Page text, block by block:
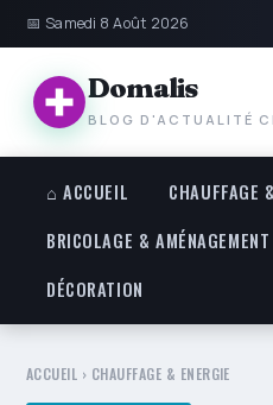
📅 Samedi 8 Août 2026
Domalis
BLOG D'ACTUALITÉ
⌂ ACCUEIL
CHAUFFAGE
BRICOLAGE & AMÉNAGEMENT
DÉCORATION
ACCUEIL › CHAUFFAGE & ENERGIE